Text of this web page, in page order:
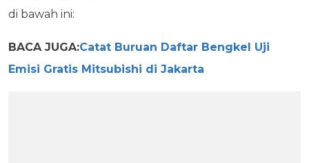
di bawah ini:
BACA JUGA:Catat Buruan Daftar Bengkel Uji
Emisi Gratis Mitsubishi di Jakarta